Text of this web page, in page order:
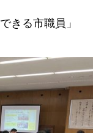
きる市職員」